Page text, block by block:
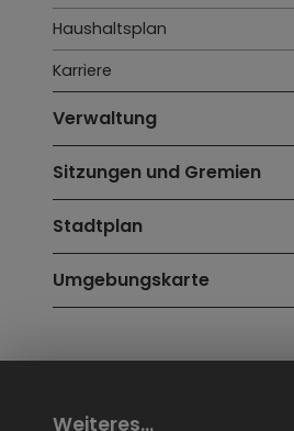
Haushaltsplan
Karriere
Verwaltung
Sitzungen und Gremien
Stadtplan
Umgebungskarte
Weiteres...